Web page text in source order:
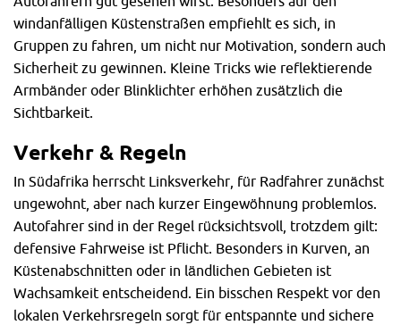
windanfälligen Küstenstraßen empfiehlt es sich, in
Gruppen zu fahren, um nicht nur Motivation, sondern auch
Sicherheit zu gewinnen. Kleine Tricks wie reflektierende
Armbänder oder Blinklichter erhöhen zusätzlich die
Sichtbarkeit.
Verkehr & Regeln
In Südafrika herrscht Linksverkehr, für Radfahrer zunächst
ungewohnt, aber nach kurzer Eingewöhnung problemlos.
Autofahrer sind in der Regel rücksichtsvoll, trotzdem gilt:
defensive Fahrweise ist Pflicht. Besonders in Kurven, an
Küstenabschnitten oder in ländlichen Gebieten ist
Wachsamkeit entscheidend. Ein bisschen Respekt vor den
lokalen Verkehrsregeln sorgt für entspannte und sichere